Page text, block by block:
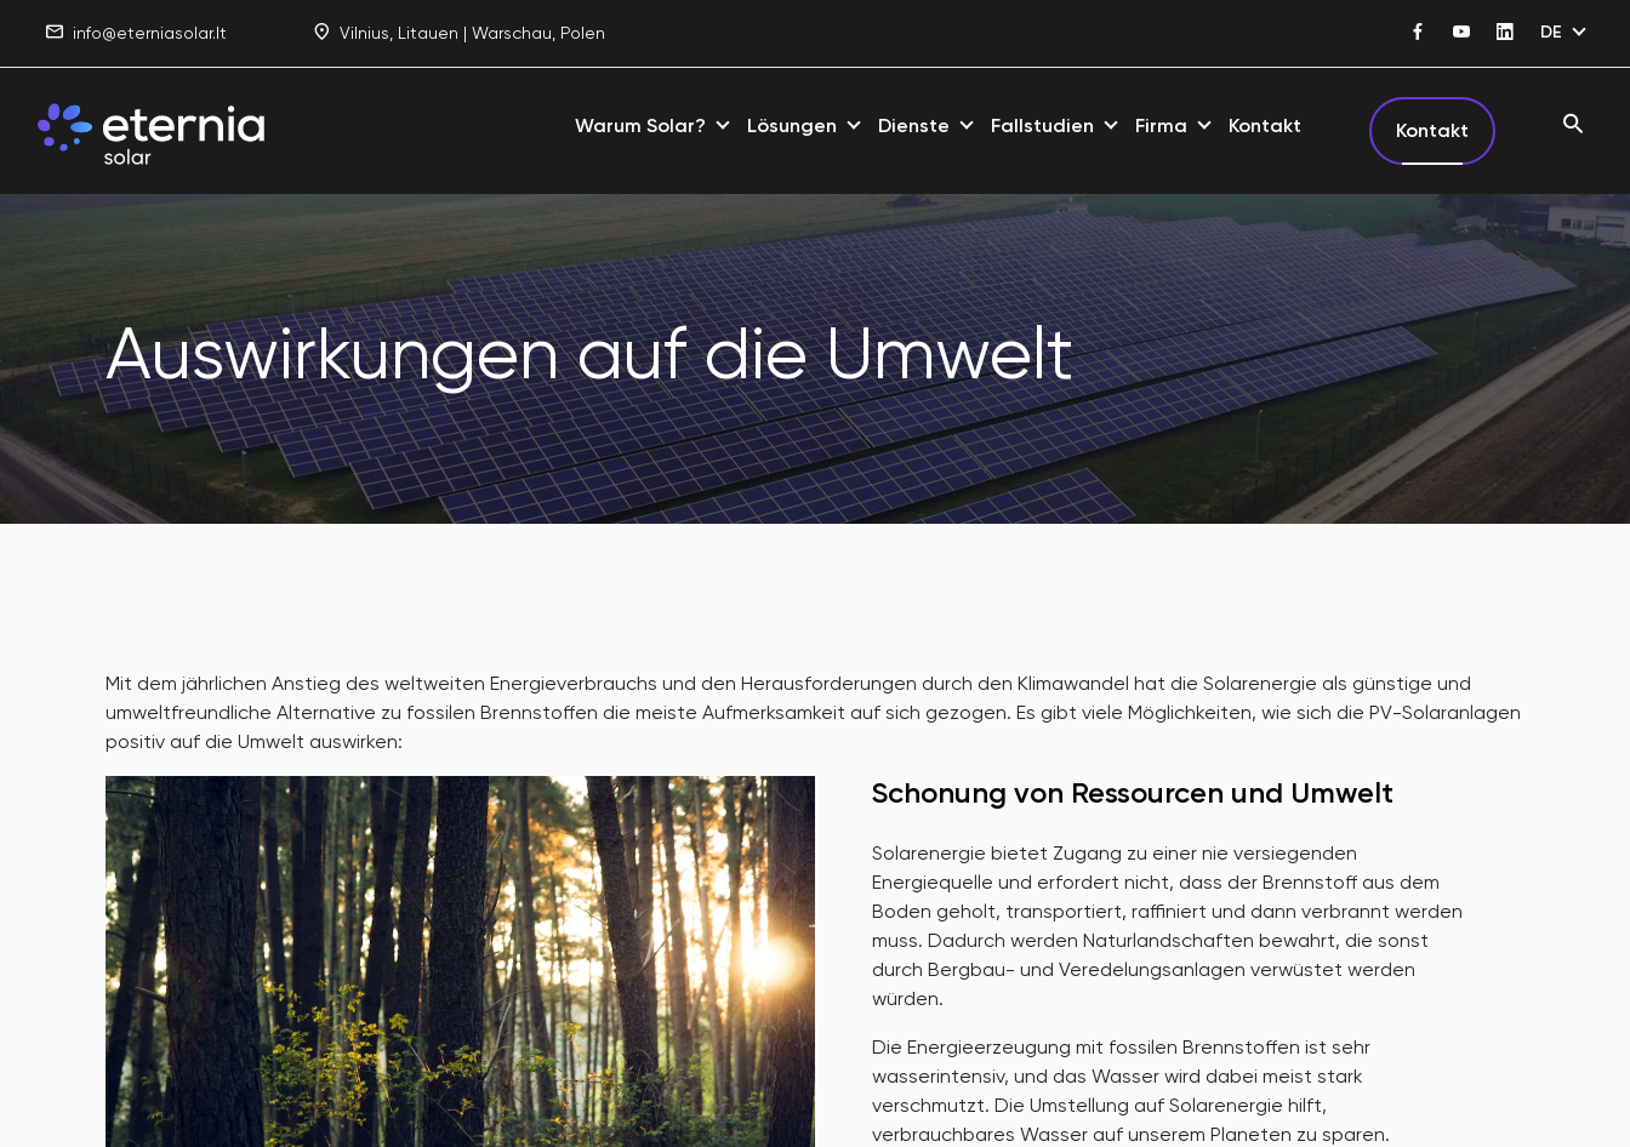
info@eterniasolar.lt Vilnius, Litauen | Warschau, Polen DE
Warum Solar? Lösungen Dienste Fallstudien Firma Kontakt Kontakt
Auswirkungen auf die Umwelt
Mit dem jährlichen Anstieg des weltweiten Energieverbrauchs und den Herausforderungen durch den Klimawandel hat die Solarenergie als günstige und
umweltfreundliche Alternative zu fossilen Brennstoffen die meiste Aufmerksamkeit auf sich gezogen. Es gibt viele Möglichkeiten, wie sich die PV-Solaranlagen
positiv auf die Umwelt auswirken:
Schonung von Ressourcen und Umwelt
Solarenergie bietet Zugang zu einer nie versiegenden
Energiequelle und erfordert nicht, dass der Brennstoff aus dem
Boden geholt, transportiert, raffiniert und dann verbrannt werden
muss. Dadurch werden Naturlandschaften bewahrt, die sonst
durch Bergbau- und Veredelungsanlagen verwüstet werden
würden.
Die Energieerzeugung mit fossilen Brennstoffen ist sehr
wasserintensiv, und das Wasser wird dabei meist stark
verschmutzt. Die Umstellung auf Solarenergie hilft,
verbrauchbares Wasser auf unserem Planeten zu sparen.